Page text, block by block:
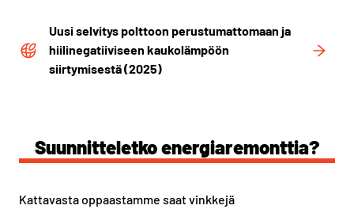
Uusi selvitys polttoon perustumattomaan ja
hiilinegatiiviseen kaukolämpöön
siirtymisestä (2025)
Suunnitteletko energiaremonttia?
Kattavasta oppaastamme saat vinkkejä